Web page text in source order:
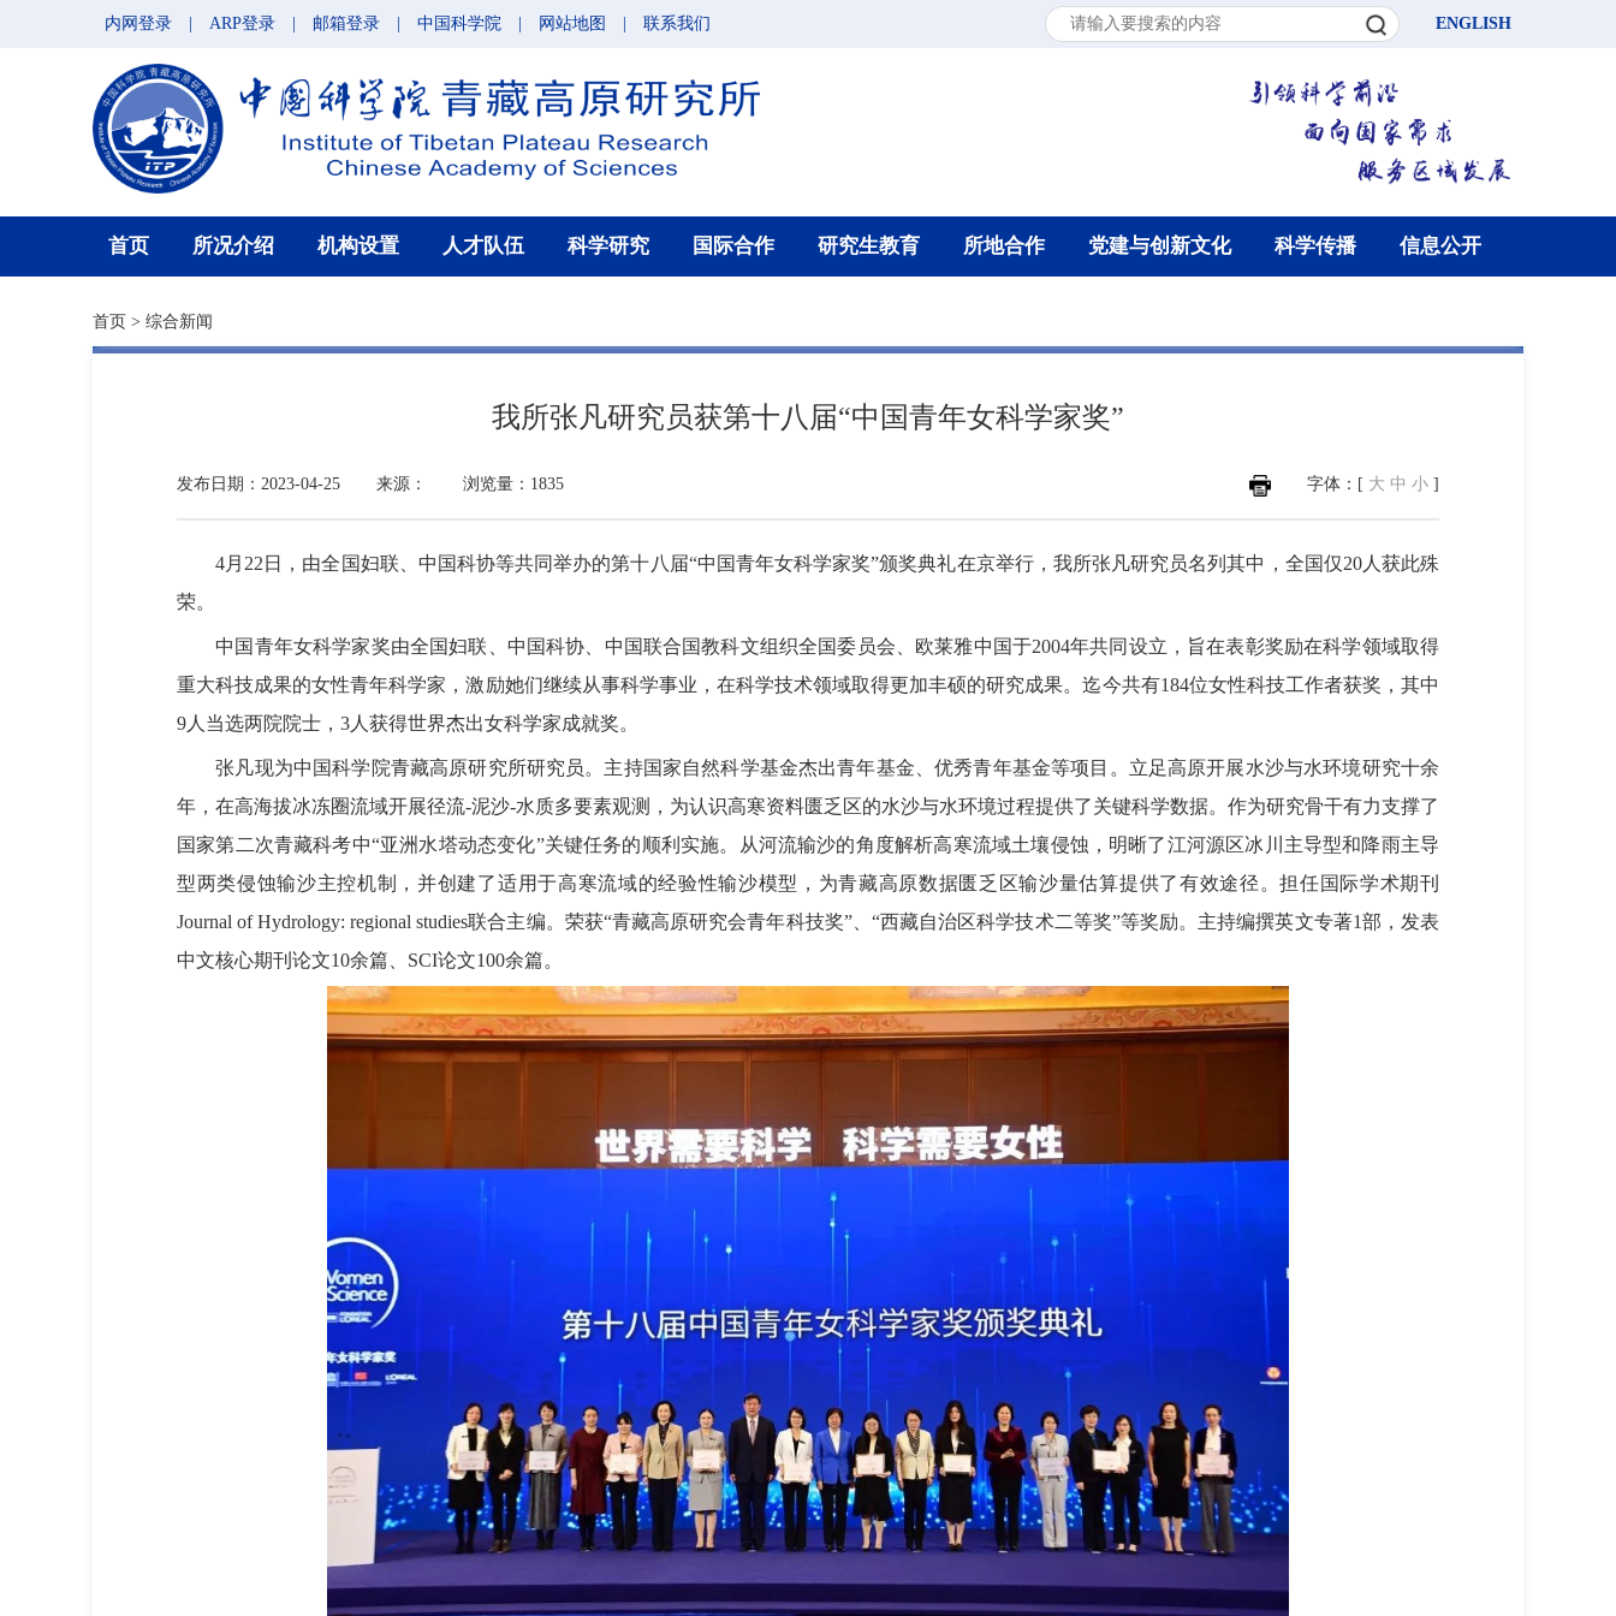
内网登录 ARP登录 邮箱登录 中国科学院 网站地图 联系我们 ENGLISH
首页 所况介绍 机构设置 人才队伍 科学研究 国际合作 研究生教育 所地合作 党建与创新文化 科学传播 信息公开
首页 > 综合新闻
我所张凡研究员获第十八届“中国青年女科学家奖”
发布日期：2023-04-25 来源： 浏览量：1835 字体：[ 大 中 小 ]
4月 22 日，由全国妇联、中国科协等共同举办的第十八届“中国青年女科学家奖”颁奖典礼在京举行，我所张凡研究员名列其中，全国仅20人获此殊
荣。
中国青年女科学家奖由全国妇联、中国科协、中国联合国教科文组织全国委员会、欧莱雅中国于2004年共同设立，旨在表彰奖励在科学领域取得
重大科技成果的女性青年科学家，激励她们继续从事科学事业，在科学技术领域取得更加丰硕的研究成果。迄今共有184位女性科技工作者获奖，其中
9 人当选两院院士， 3 人获得世界杰出女科学家成就奖。
张凡现为中国科学院青藏高原研究所研究员。主持国家自然科学基金杰出青年基金、优秀青年基金等项目。立足高原开展水沙与水环境研究十余
年，在高海拔冰冻圈流域开展径流-泥沙-水质多要素观测，为认识高寒资料匮乏区的水沙与水环境过程提供了关键科学数据。作为研究骨干有力支撑了
国家第二次青藏科考中“亚洲水塔动态变化”关键任务的顺利实施。从河流输沙的角度解析高寒流域土壤侵蚀，明晰了江河源区冰川主导型和降雨主导
型两类侵蚀输沙主控机制，并创建了适用于高寒流域的经验性输沙模型，为青藏高原数据匮乏区输沙量估算提供了有效途径。担任国际学术期刊
Journal of Hydrology: regional studies联合主编。荣获“青藏高原研究会青年科技奖”、“西藏自治区科学技术二等奖”等奖励。主持编撰英文专著1部，发表
中文核心期刊论文10余篇、 SCI论文100余篇。